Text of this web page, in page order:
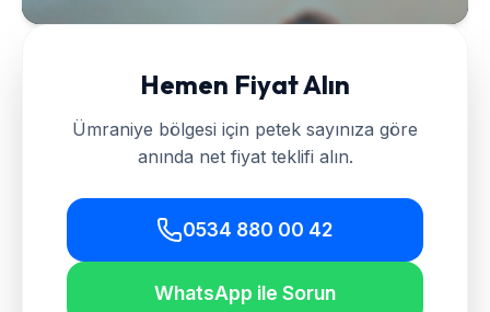
Hemen Fiyat Alın
Ümraniye bölgesi için petek sayınıza göre
anında net fiyat teklifi alın.
0534 880 00 42
WhatsApp ile Sorun